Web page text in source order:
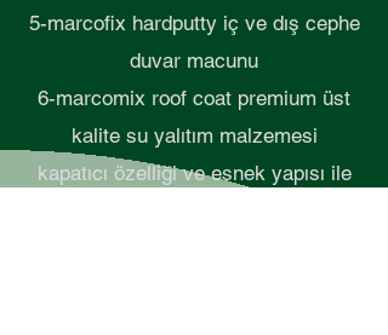
5-marcofix hardputty iç ve dış cephe
duvar macunu
6-marcomix roof coat premium üst
kalite su yalıtım malzemesi
kapatıcı özelliği ve esnek yapısı ile